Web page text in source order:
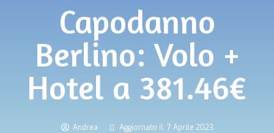
Capodanno
Berlino: Volo +
Hotel a 381.46€
Andrea Aggiornato il: 7 Aprile 2023